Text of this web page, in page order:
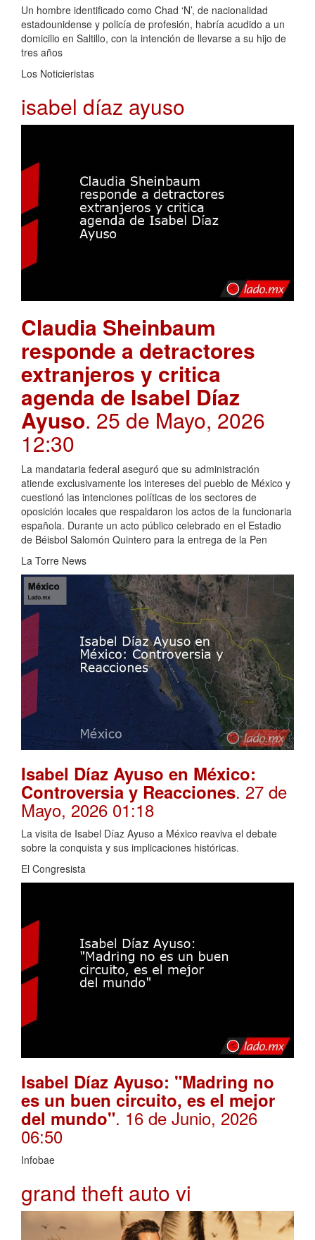
Un hombre identificado como Chad ‘N’, de nacionalidad
estadounidense y policía de profesión, habría acudido a un
domicilio en Saltillo, con la intención de llevarse a su hijo de
tres años
Los Noticieristas
isabel díaz ayuso
Claudia Sheinbaum
responde a detractores
extranjeros y critica
agenda de Isabel Díaz
Ayuso. 25 de Mayo, 2026
12:30
La mandataria federal aseguró que su administración
atiende exclusivamente los intereses del pueblo de México y
cuestionó las intenciones políticas de los sectores de
oposición locales que respaldaron los actos de la funcionaria
española. Durante un acto público celebrado en el Estadio
de Béisbol Salomón Quintero para la entrega de la Pen
La Torre News
Isabel Díaz Ayuso en México:
Controversia y Reacciones. 27 de
Mayo, 2026 01:18
La visita de Isabel Díaz Ayuso a México reaviva el debate
sobre la conquista y sus implicaciones históricas.
El Congresista
Isabel Díaz Ayuso: "Madring no
es un buen circuito, es el mejor
del mundo". 16 de Junio, 2026
06:50
Infobae
grand theft auto vi